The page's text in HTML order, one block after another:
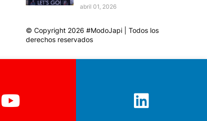
abril 01, 2026
© Copyright 2026 #ModoJapi | Todos los
derechos reservados